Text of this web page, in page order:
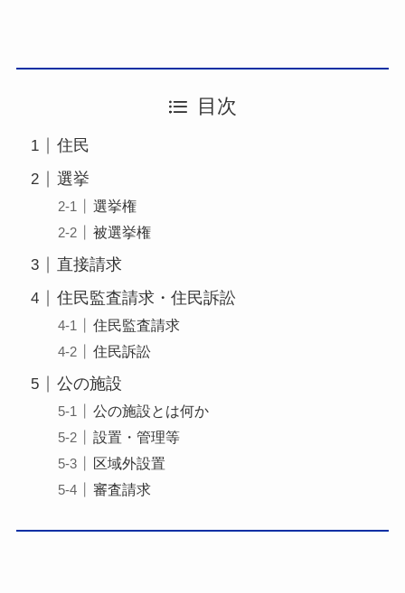
目次
住民
選挙
選挙権
被選挙権
直接請求
住民監査請求・住民訴訟
住民監査請求
住民訴訟
公の施設
公の施設とは何か
設置・管理等
区域外設置
審査請求